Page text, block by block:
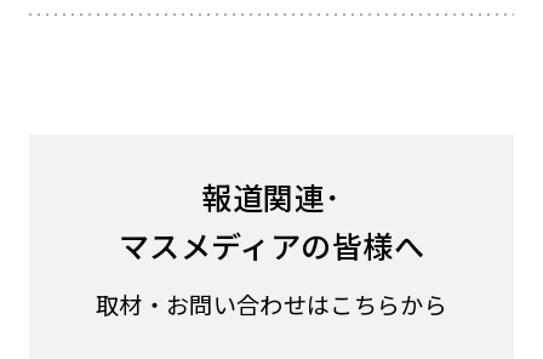
報道関連･
マスメディアの皆様へ
取材・お問い合わせはこちらから